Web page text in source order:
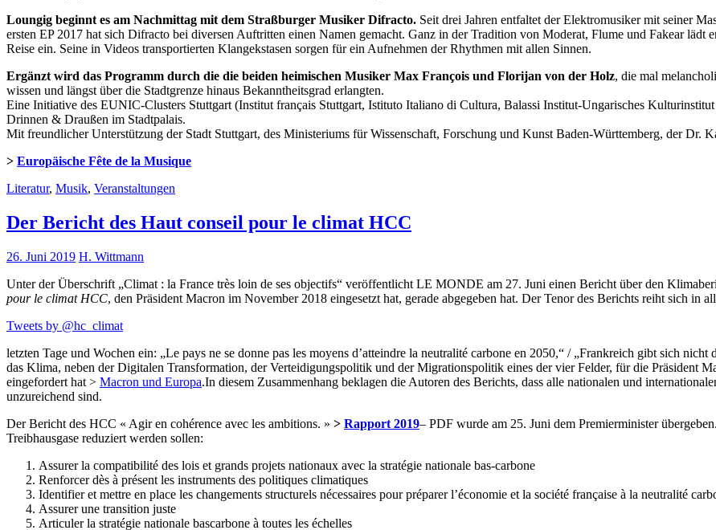
Loungig beginnt es am Nachmittag mit dem Straßburger Musiker Difracto. Seit drei Jahren entfaltet der Elektromusiker mit seiner
ersten EP 2017 hat sich Difracto bei diversen Auftritten einen Namen gemacht. Ganz in der Tradition von Moderat, Flume und Fakear
Reise ein. Seine in Videos transportierten Klangekstasen sorgen für ein Aufnehmen der Rhythmen mit allen Sinnen.
Ergänzt wird das Programm durch die die beiden heimischen Musiker Max François und Florijan von der Holz, die mal
wissen und längst über die Stadtgrenze hinaus Bekanntheitsgrad erlangten.
Eine Initiative des EUNIC-Clusters Stuttgart (Institut français Stuttgart, Istituto Italiano di Cultura, Balassi Institut-Ungarisches
Drinnen & Draußen im Stadtpalais.
Mit freundlicher Unterstützung der Stadt Stuttgart, des Ministeriums für Wissenschaft, Forschung und Kunst Baden-Württemberg, der Dr.
> Europäische Fête de la Musique
Literatur, Musik, Veranstaltungen
Der Bericht des Haut conseil pour le climat HCC
26. Juni 2019 H. Wittmann
Unter der Überschrift „Climat : la France très loin de ses objectifs“ veröffentlicht LE MONDE am 27. Juni einen Bericht über den
pour le climat HCC, den Präsident Macron im November 2018 eingesetzt hat, gerade abgegeben hat. Der Tenor des Berichts reiht sich in
Tweets by @hc_climat
letzten Tage und Wochen ein: „Le pays ne se donne pas les moyens d’atteindre la neutralité carbone en 2050,“ / „Frankreich gibt sich
das Klima, neben der Digitalen Transformation, der Verteidigungspolitik und der Migrationspolitik eines der vier Felder, für die Präsident
eingefordert hat > Macron und Europa.In diesem Zusammenhang beklagen die Autoren des Berichts, dass alle nationalen und
unzureichend sind.
Der Bericht des HCC « Agir en cohérence avec les ambitions. » > Rapport 2019– PDF wurde am 25. Juni dem Premierminister
Treibhausgase reduziert werden sollen:
Assurer la compatibilité des lois et grands projets nationaux avec la stratégie nationale bas-carbone
Renforcer dès à présent les instruments des politiques climatiques
Identifier et mettre en place les changements structurels nécessaires pour préparer l’économie et la société française à la neutralité
Assurer une transition juste
Articuler la stratégie nationale bascarbone à toutes les échelles